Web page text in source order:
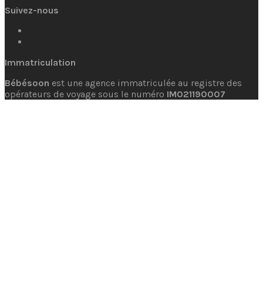
Suivez-nous
Immatriculation
Bébésoon est une agence immatriculée au registre des
opérateurs de voyage sous le numéro IM021190007